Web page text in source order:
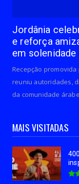
Jordânia
e reforça
em
Recepção promovida
reuniu autoridades,
da comunidade
MAIS VISITADAS